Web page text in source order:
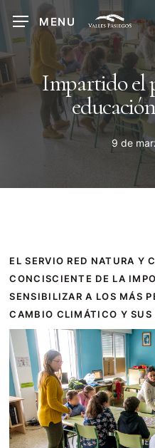
main
content
MENU
Impartido el
9 de
EL SERVIO RED NATURA Y
CONCISCIENTE DE LA
SENSIBILIZAR A LOS MÁS
CAMBIO CLIMÁTICO Y SUS